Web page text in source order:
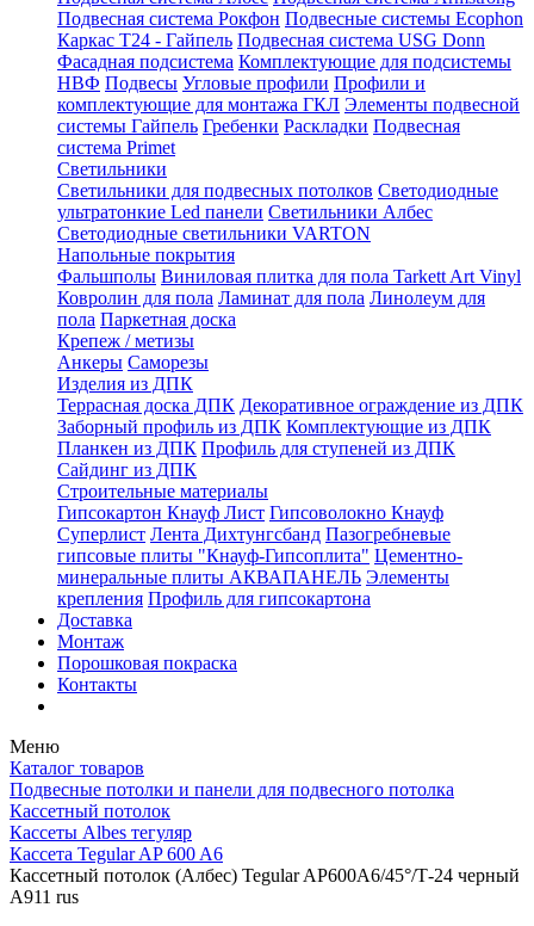
Подвесная система Рокфон Подвесные системы Ecophon
Каркас Т24 - Гайпель Подвесная система USG Donn
Фасадная подсистема Комплектующие для подсистемы
НВФ Подвесы Угловые профили Профили и
комплектующие для монтажа ГКЛ Элементы подвесной
системы Гайпель Гребенки Раскладки Подвесная
система Primet
Светильники
Светильники для подвесных потолков Светодиодные
ультратонкие Led панели Светильники Албес
Светодиодные светильники VARTON
Напольные покрытия
Фальшполы Виниловая плитка для пола Tarkett Art Vinyl
Ковролин для пола Ламинат для пола Линолеум для
пола Паркетная доска
Крепеж / метизы
Анкеры Саморезы
Изделия из ДПК
Террасная доска ДПК Декоративное ограждение из ДПК
Заборный профиль из ДПК Комплектующие из ДПК
Планкен из ДПК Профиль для ступеней из ДПК
Сайдинг из ДПК
Строительные материалы
Гипсокартон Кнауф Лист Гипсоволокно Кнауф
Суперлист Лента Дихтунгсбанд Пазогребневые
гипсовые плиты "Кнауф-Гипсоплита" Цементно-
минеральные плиты АКВАПАНЕЛЬ Элементы
крепления Профиль для гипсокартона
Доставка
Монтаж
Порошковая покраска
Контакты
Меню
Каталог товаров
Подвесные потолки и панели для подвесного потолка
Кассетный потолок
Кассеты Albes тегуляр
Кассета Tegular AP 600 A6
Кассетный потолок (Албес) Tegular AP600A6/45°/Т-24 черный
А911 rus